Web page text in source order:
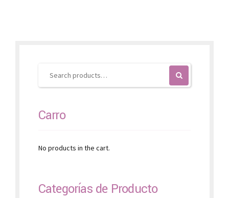
Carro
No products in the cart.
Categorías de Producto